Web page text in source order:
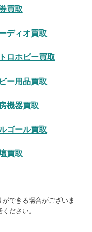
買取
ディオ買取
ロホビー買取
ー用品買取
機器買取
ゴール買取
買取
できる場合がございま
ださい。